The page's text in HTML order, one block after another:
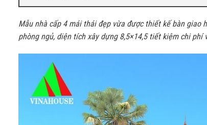
Mẫu nhà cấp 4 mái thái đẹp vừa được thiết kế bàn giao
phòng ngủ, diện tích xây dựng 8,5×14,5 tiết kiệm chi